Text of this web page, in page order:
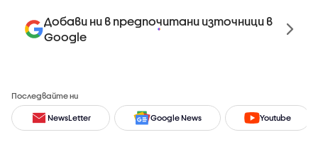
Добави ни в предпочитани източници в
Google
Последвайте ни
NewsLetter Google News Youtube